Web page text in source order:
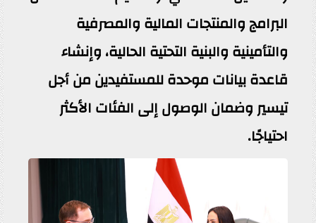
البرامج والمنتجات المالية والمصرفية
والتأمينية والبنية التحتية الحالية، وإنشاء
قاعدة بيانات موحدة للمستفيدين من أجل
تيسير وضمان الوصول إلى الفئات الأكثر
احتياجًا.